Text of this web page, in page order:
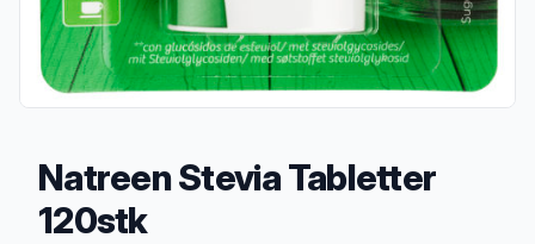
Natreen Stevia Tabletter
120stk